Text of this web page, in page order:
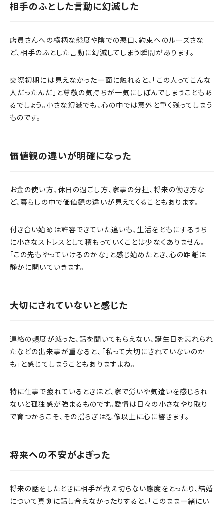
相手のふとした言動に幻滅した
店員さんへの横柄な態度や陰での悪口、約束へのルーズさな
ど、相手のふとした言動に幻滅してしまう瞬間があります。
交際初期には見えなかった一面に触れると、「この人ってこんな
人だったんだ」と尊敬の気持ちが一気にしぼんでしまうこともあ
るでしょう。小さな幻滅でも、心の中では意外と重く残ってしまう
ものです。
価値観の違いが明確になった
お金の使い方、休日の過ごし方、家事の分担、将来の働き方な
ど、暮らしの中で価値観の違いが見えてくることもあります。
付き合い始めは許容できていた違いも、生活をともにするうち
に小さなストレスとして積もっていくことは少なくありません。
「この先もやっていけるのかな」と感じ始めたとき、心の距離は
静かに開いていきます。
大切にされていないと感じた
連絡の頻度が減った、話を聞いてもらえない、誕生日を忘れられ
たなどの出来事が重なると、「私って大切にされていないのか
も」と感じてしまうこともありますよね。
特に仕事で疲れているときほど、家で労いや気遣いを感じられ
ないと孤独感が強まるものです。愛情は日々の小さなやり取り
で育つからこそ、その揺らぎは想像以上に心に響きます。
将来への不安がよぎった
将来の話をしたときに相手が煮え切らない態度をとったり、結婚
について真剣に話し合えなかったりすると、「このまま一緒にい